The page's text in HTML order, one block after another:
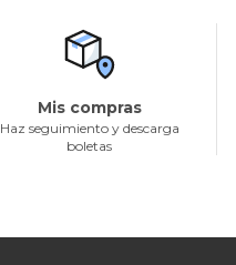
Mis compras
Haz seguimiento y descarga
boletas